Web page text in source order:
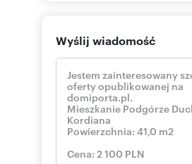
Wyślij wiadomość